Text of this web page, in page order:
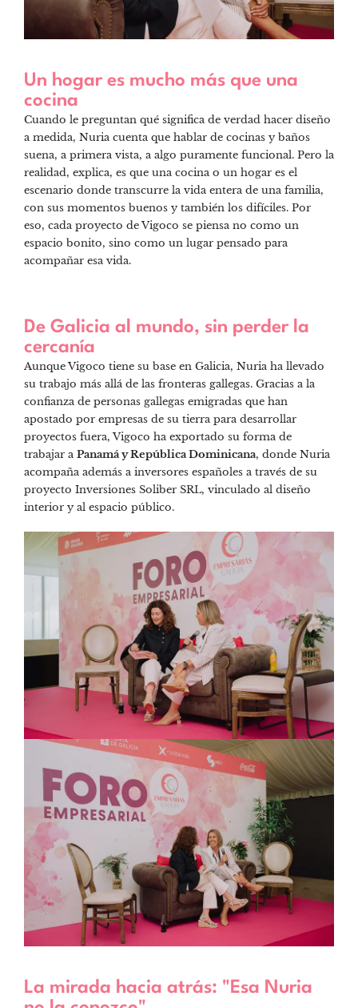
Un hogar es mucho más que una
cocina
Cuando le preguntan qué significa de verdad hacer diseño
a medida, Nuria cuenta que hablar de cocinas y baños
suena, a primera vista, a algo puramente funcional. Pero la
realidad, explica, es que una cocina o un hogar es el
escenario donde transcurre la vida entera de una familia,
con sus momentos buenos y también los difíciles. Por
eso, cada proyecto de Vigoco se piensa no como un
espacio bonito, sino como un lugar pensado para
acompañar esa vida.
De Galicia al mundo, sin perder la
cercanía
Aunque Vigoco tiene su base en Galicia, Nuria ha llevado
su trabajo más allá de las fronteras gallegas. Gracias a la
confianza de personas gallegas emigradas que han
apostado por empresas de su tierra para desarrollar
proyectos fuera, Vigoco ha exportado su forma de
trabajar a Panamá y República Dominicana, donde Nuria
acompaña además a inversores españoles a través de su
proyecto Inversiones Soliber SRL, vinculado al diseño
interior y al espacio público.
La mirada hacia atrás: "Esa Nuria